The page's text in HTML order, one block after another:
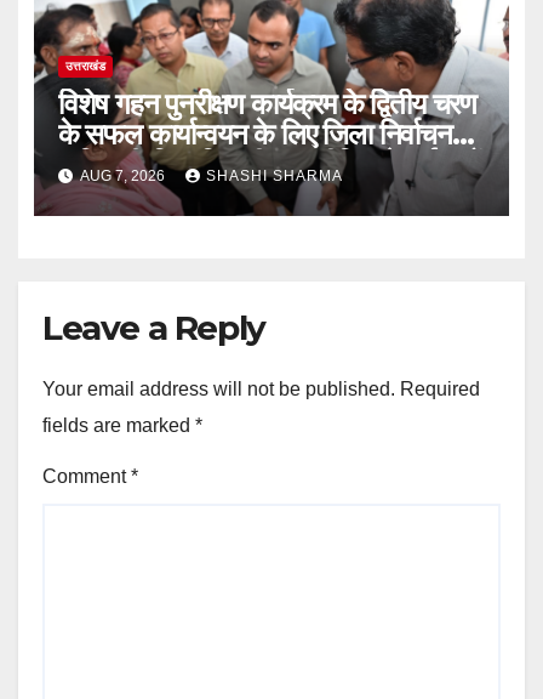
उत्तराखंड
विशेष गहन पुनरीक्षण कार्यक्रम के द्वितीय चरण
के सफल कार्यान्वयन के लिए जिला निर्वाचन
अधिकारी/जिलाधिकारी मयूर दीक्षित ने कई बूथों
का किया निरीक्षण
AUG 7, 2026 SHASHI SHARMA
Leave a Reply
Your email address will not be published. Required
fields are marked *
Comment*